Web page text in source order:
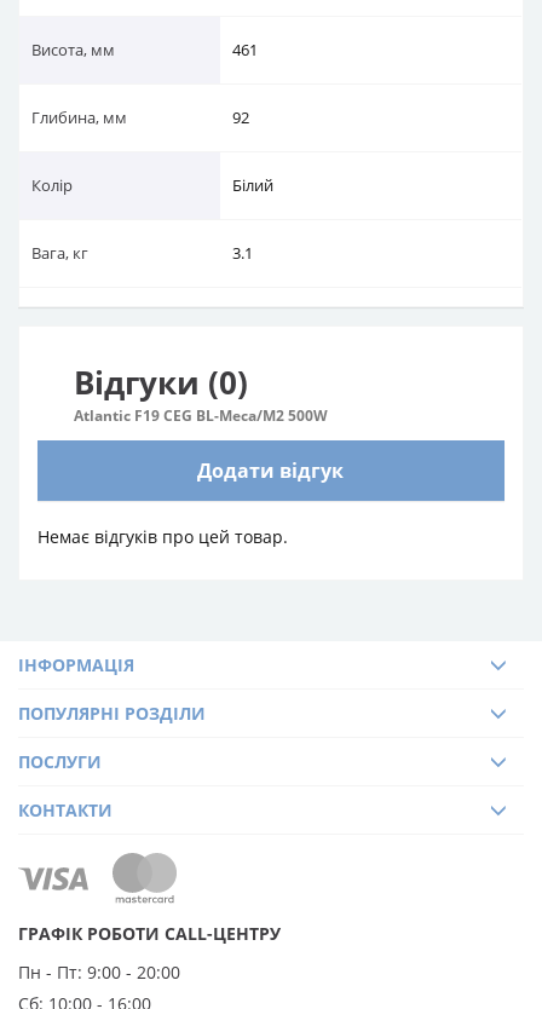
Висота, мм 461
Глибина, мм 92
Колір Білий
Вага, кг 3.1
Відгуки (0)
Atlantic F19 CEG BL-Meca/M2 500W
Додати відгук
Немає відгуків про цей товар.
ІНФОРМАЦІЯ
ПОПУЛЯРНІ РОЗДІЛИ
ПОСЛУГИ
ГРАФІК РОБОТИ CALL-ЦЕНТРУ
Пн - Пт: 9:00 - 20:00
Сб: 10:00 - 16:00
КОНТАКТИ